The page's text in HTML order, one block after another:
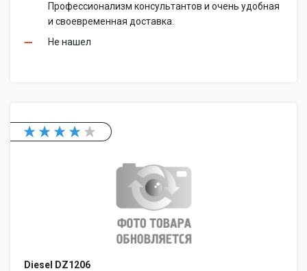
Профессионализм консультантов и очень удобная
и своевременная доставка.
Не нашел
Diesel DZ1206